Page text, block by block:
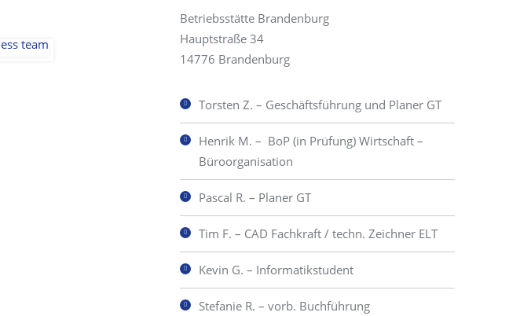
Betriebsstätte Brandenburg
Hauptstraße 34
14776 Brandenburg
Torsten Z. – Geschäftsführung und Planer GT
Henrik M. – BoP (in Prüfung) Wirtschaft –
Büroorganisation
Pascal R. – Planer GT
Tim F. – CAD Fachkraft / techn. Zeichner ELT
Kevin G. – Informatikstudent
Stefanie R. – vorb. Buchführung